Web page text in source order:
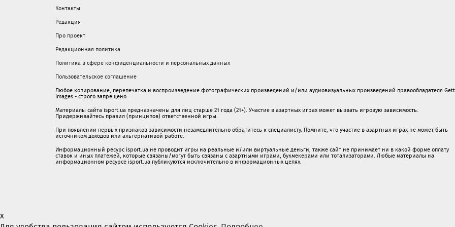
Контакты
Редакция
Про проект
Редакционная политика
Политика в сфере конфиденциальности и персональных данных
Пользовательское соглашение
Любое копирование, перепечатка и воспроизведение фотографических произведений и/или аудиовизуальных произведений правообладателя
Images - строго запрещено.
Материалы сайта isport.ua предназначены для лиц старше 21 года (21+). Участие в азартных играх может вызвать игровую зависимость.
Придерживайтесь правил (принципов) ответственной игры.
При появлении первых признаков зависимости незамедлительно обратитесь к специалисту. Помните, что участие в азартных играх не может быть
источником доходов или альтернативой работе.
Информационный ресурс isport.ua не проводит игры на реальные и/или виртуальные деньги, также сайт не принимает ни в какой форме oплaту
ставок и иных платежей, которые связаны/могут быть связаны c азартными игрaми, букмекерами или тотализаторами. Любые материалы на
информационном ресурсе isport.ua публикуютcя исключительно в информационных целях.
x